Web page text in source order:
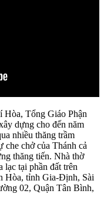
Hòa, Tổng Giáo Phận
dựng cho đến năm
nhiều thăng trầm
che chở của Thánh cả
thăng tiến. Nhà thờ
lạc tại phần đất trên
Hòa, tỉnh Gia-Định, Sài
02, Quận Tân Bình,